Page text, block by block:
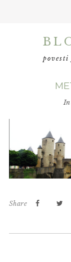
In
Share